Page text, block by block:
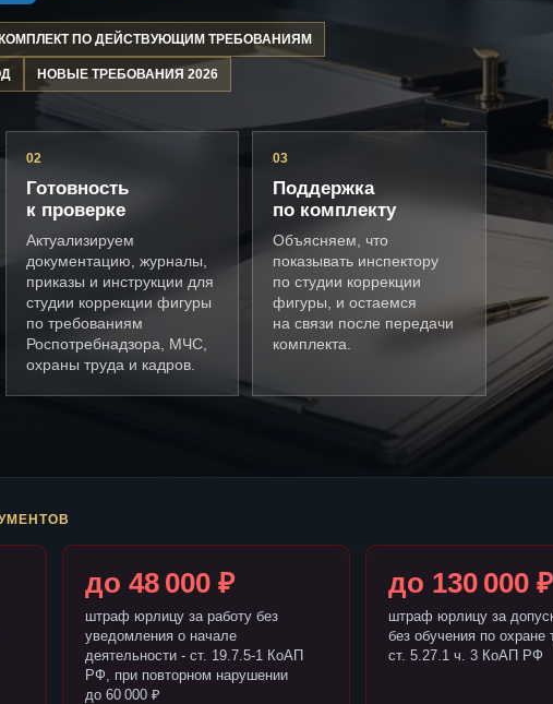
КОМПЛЕКТ ПО ДЕЙСТВУЮЩИМ ТРЕБОВАНИЯМ
НОВЫЕ ТРЕБОВАНИЯ 2026
02
Готовность
к проверке
Актуализируем
документацию, журналы,
приказы и инструкции для
студии коррекции фигуры
по требованиям
Роспотребнадзора, МЧС,
охраны труда и кадров.
03
Поддержка
по комплекту
Объясняем, что
показывать инспектору
по студии коррекции
фигуры, и остаемся
на связи после передачи
комплекта.
до 48 000 ₽
штраф юрлицу за работу без
уведомления о начале
деятельности - ст. 19.7.5-1 КоАП
РФ, при повторном нарушении
до 60 000 ₽
до 130 000 ₽
штраф юрлицу за
без обучения по охране
ст. 5.27.1 ч. 3 КоАП РФ